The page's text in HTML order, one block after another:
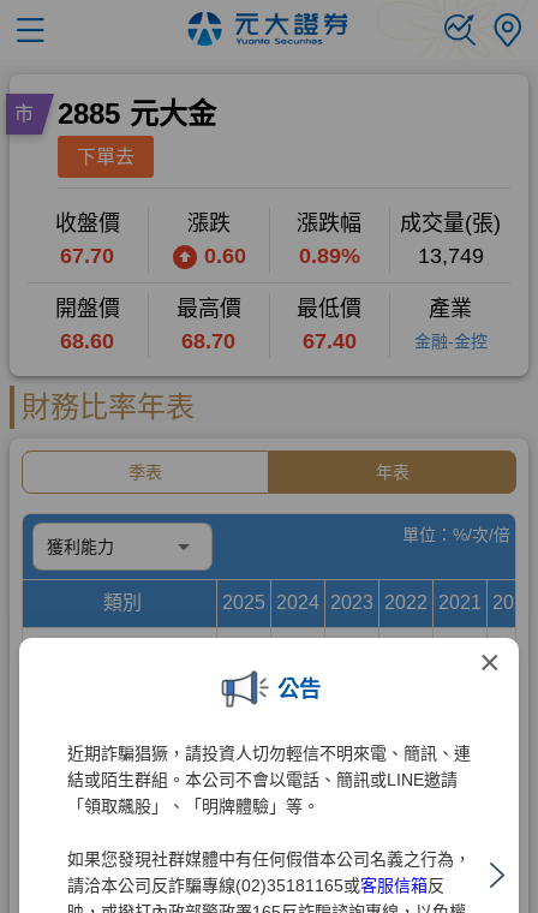
×
公告
近期詐騙猖獗，請投資人切勿輕信不明來電、簡訊、連
結或陌生群組。本公司不會以電話、簡訊或LINE邀請
「領取飆股」、「明牌體驗」等。
如果您發現社群媒體中有任何假借本公司名義之行為，
請洽本公司反詐騙專線(02)35181165或客服信箱反